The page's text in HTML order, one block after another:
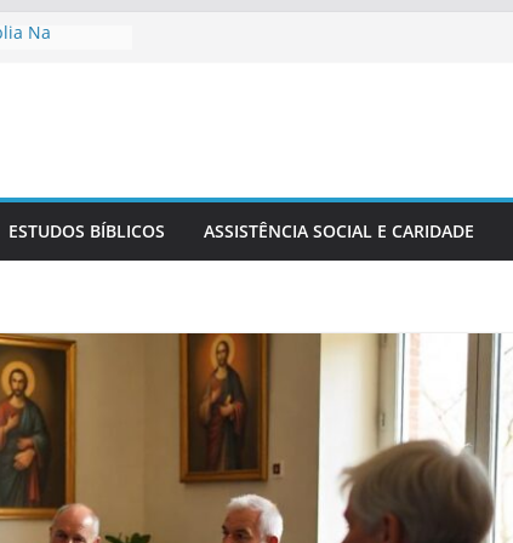
Na
Na
Bíblico
ESTUDOS BÍBLICOS ASSISTÊNCIA SOCIAL E CARIDADE